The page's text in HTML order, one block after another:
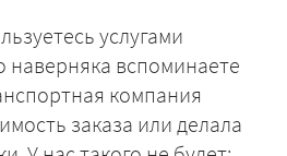
услугами
наверняка вспоминаете
компания
заказа или делала